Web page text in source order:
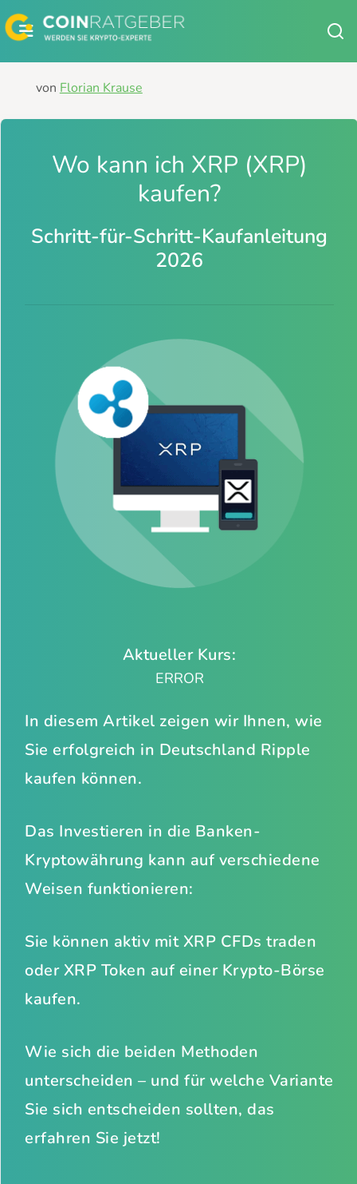
Zum
Inhalt
springen
von Florian Krause
Wo kann ich XRP (XRP)
kaufen?
Schritt-für-Schritt-Kaufanleitung
2026
Aktueller Kurs:
ERROR
In diesem Artikel zeigen wir Ihnen, wie
Sie erfolgreich in Deutschland Ripple
kaufen können.
Das Investieren in die Banken-
Kryptowährung kann auf verschiedene
Weisen funktionieren:
Sie können aktiv mit XRP CFDs traden
oder XRP Token auf einer Krypto-Börse
kaufen.
Wie sich die beiden Methoden
unterscheiden – und für welche Variante
Sie sich entscheiden sollten, das
erfahren Sie jetzt!